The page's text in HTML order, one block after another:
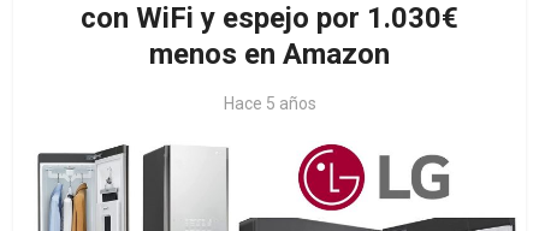
con WiFi y espejo por 1.030€
menos en Amazon
Hace 5 años